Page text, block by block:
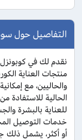
التفاصيل حول
والحاليين، مع
أو أكثر، يشمل ذلك